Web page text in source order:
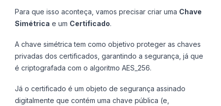
Para que isso aconteça, vamos precisar criar uma Chave
Simétrica e um Certificado.
A chave simétrica tem como objetivo proteger as chaves
privadas dos certificados, garantindo a segurança, já que
é criptografada com o algoritmo AES_256.
Já o certificado é um objeto de segurança assinado
digitalmente que contém uma chave pública (e,